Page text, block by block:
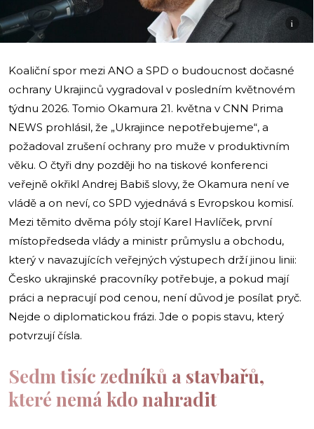
i
Koaliční spor mezi ANO a SPD o budoucnost dočasné
ochrany Ukrajinců vygradoval v posledním květnovém
týdnu 2026. Tomio Okamura 21. května v CNN Prima
NEWS prohlásil, že „Ukrajince nepotřebujeme“, a
požadoval zrušení ochrany pro muže v produktivním
věku. O čtyři dny později ho na tiskové konferenci
veřejně okřikl Andrej Babiš slovy, že Okamura není ve
vládě a on neví, co SPD vyjednává s Evropskou komisí.
Mezi těmito dvěma póly stojí Karel Havlíček, první
místopředseda vlády a ministr průmyslu a obchodu,
který v navazujících veřejných výstupech drží jinou linii:
Česko ukrajinské pracovníky potřebuje, a pokud mají
práci a nepracují pod cenou, není důvod je posílat pryč.
Nejde o diplomatickou frázi. Jde o popis stavu, který
potvrzují čísla.
Sedm tisíc zedníků a stavbařů,
které nemá kdo nahradit